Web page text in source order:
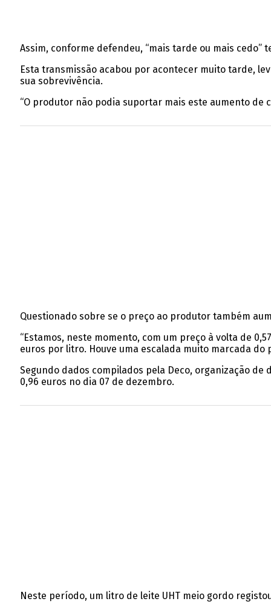
Assim, conforme defendeu, “mais tarde ou mais
Esta transmissão acabou por acontecer muito tarde,
sua sobrevivência.
“O produtor não podia suportar mais este aumento de
Questionado sobre se o preço ao produtor também
“Estamos, neste momento, com um preço à volta de
euros por litro. Houve uma escalada muito marcada
Segundo dados compilados pela Deco, organização
0,96 euros no dia 07 de dezembro.
Neste período, um litro de leite UHT meio gordo